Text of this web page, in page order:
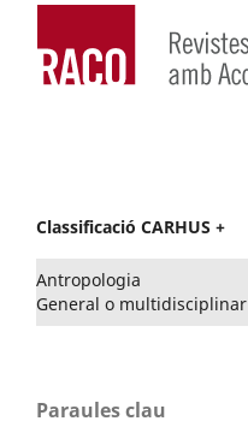
Classificació CARHUS +
Antropologia
General o multidisciplinar
Paraules clau